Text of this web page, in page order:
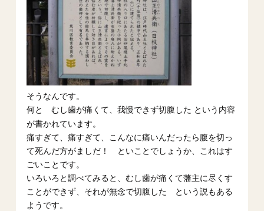
そうなんです。
何と むし歯が痛くて、我慢できず切腹した という内容
が書かれています。
痛すぎて、痛すぎて、こんなに痛いんだったら腹を切っ
て死んだ方がましだ！ といことでしょうか、これはす
ごいことです。
いろいろと調べてみると、むし歯が痛くて藩主に尽くす
ことができず、それが無念で切腹した という説もある
ようです。